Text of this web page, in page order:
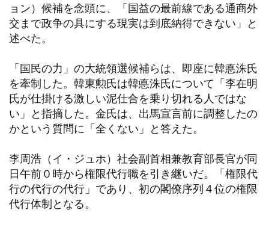
ョン）候補を念頭に、「国益の最前線である通商外
交まで政争の具にする現実は到底納得できない」と
述べた。
「国民の力」の大統領選候補らは、即座に韓悳洙氏
を牽制した。韓東勲氏は韓悳洙氏について「李在明
氏が仕掛ける激しい泥仕合を乗り切れる人ではな
い」と指摘した。金氏は、出馬宣言前に調整したの
かという質問に「全くない」と答えた。
李周浩（イ・ジュホ）社会副首相兼教育部長官が同
日午前０時から権限代行職を引き継いだ。「権限代
行の代行の代行」であり、初の閣僚序列４位の権限
代行体制となる。